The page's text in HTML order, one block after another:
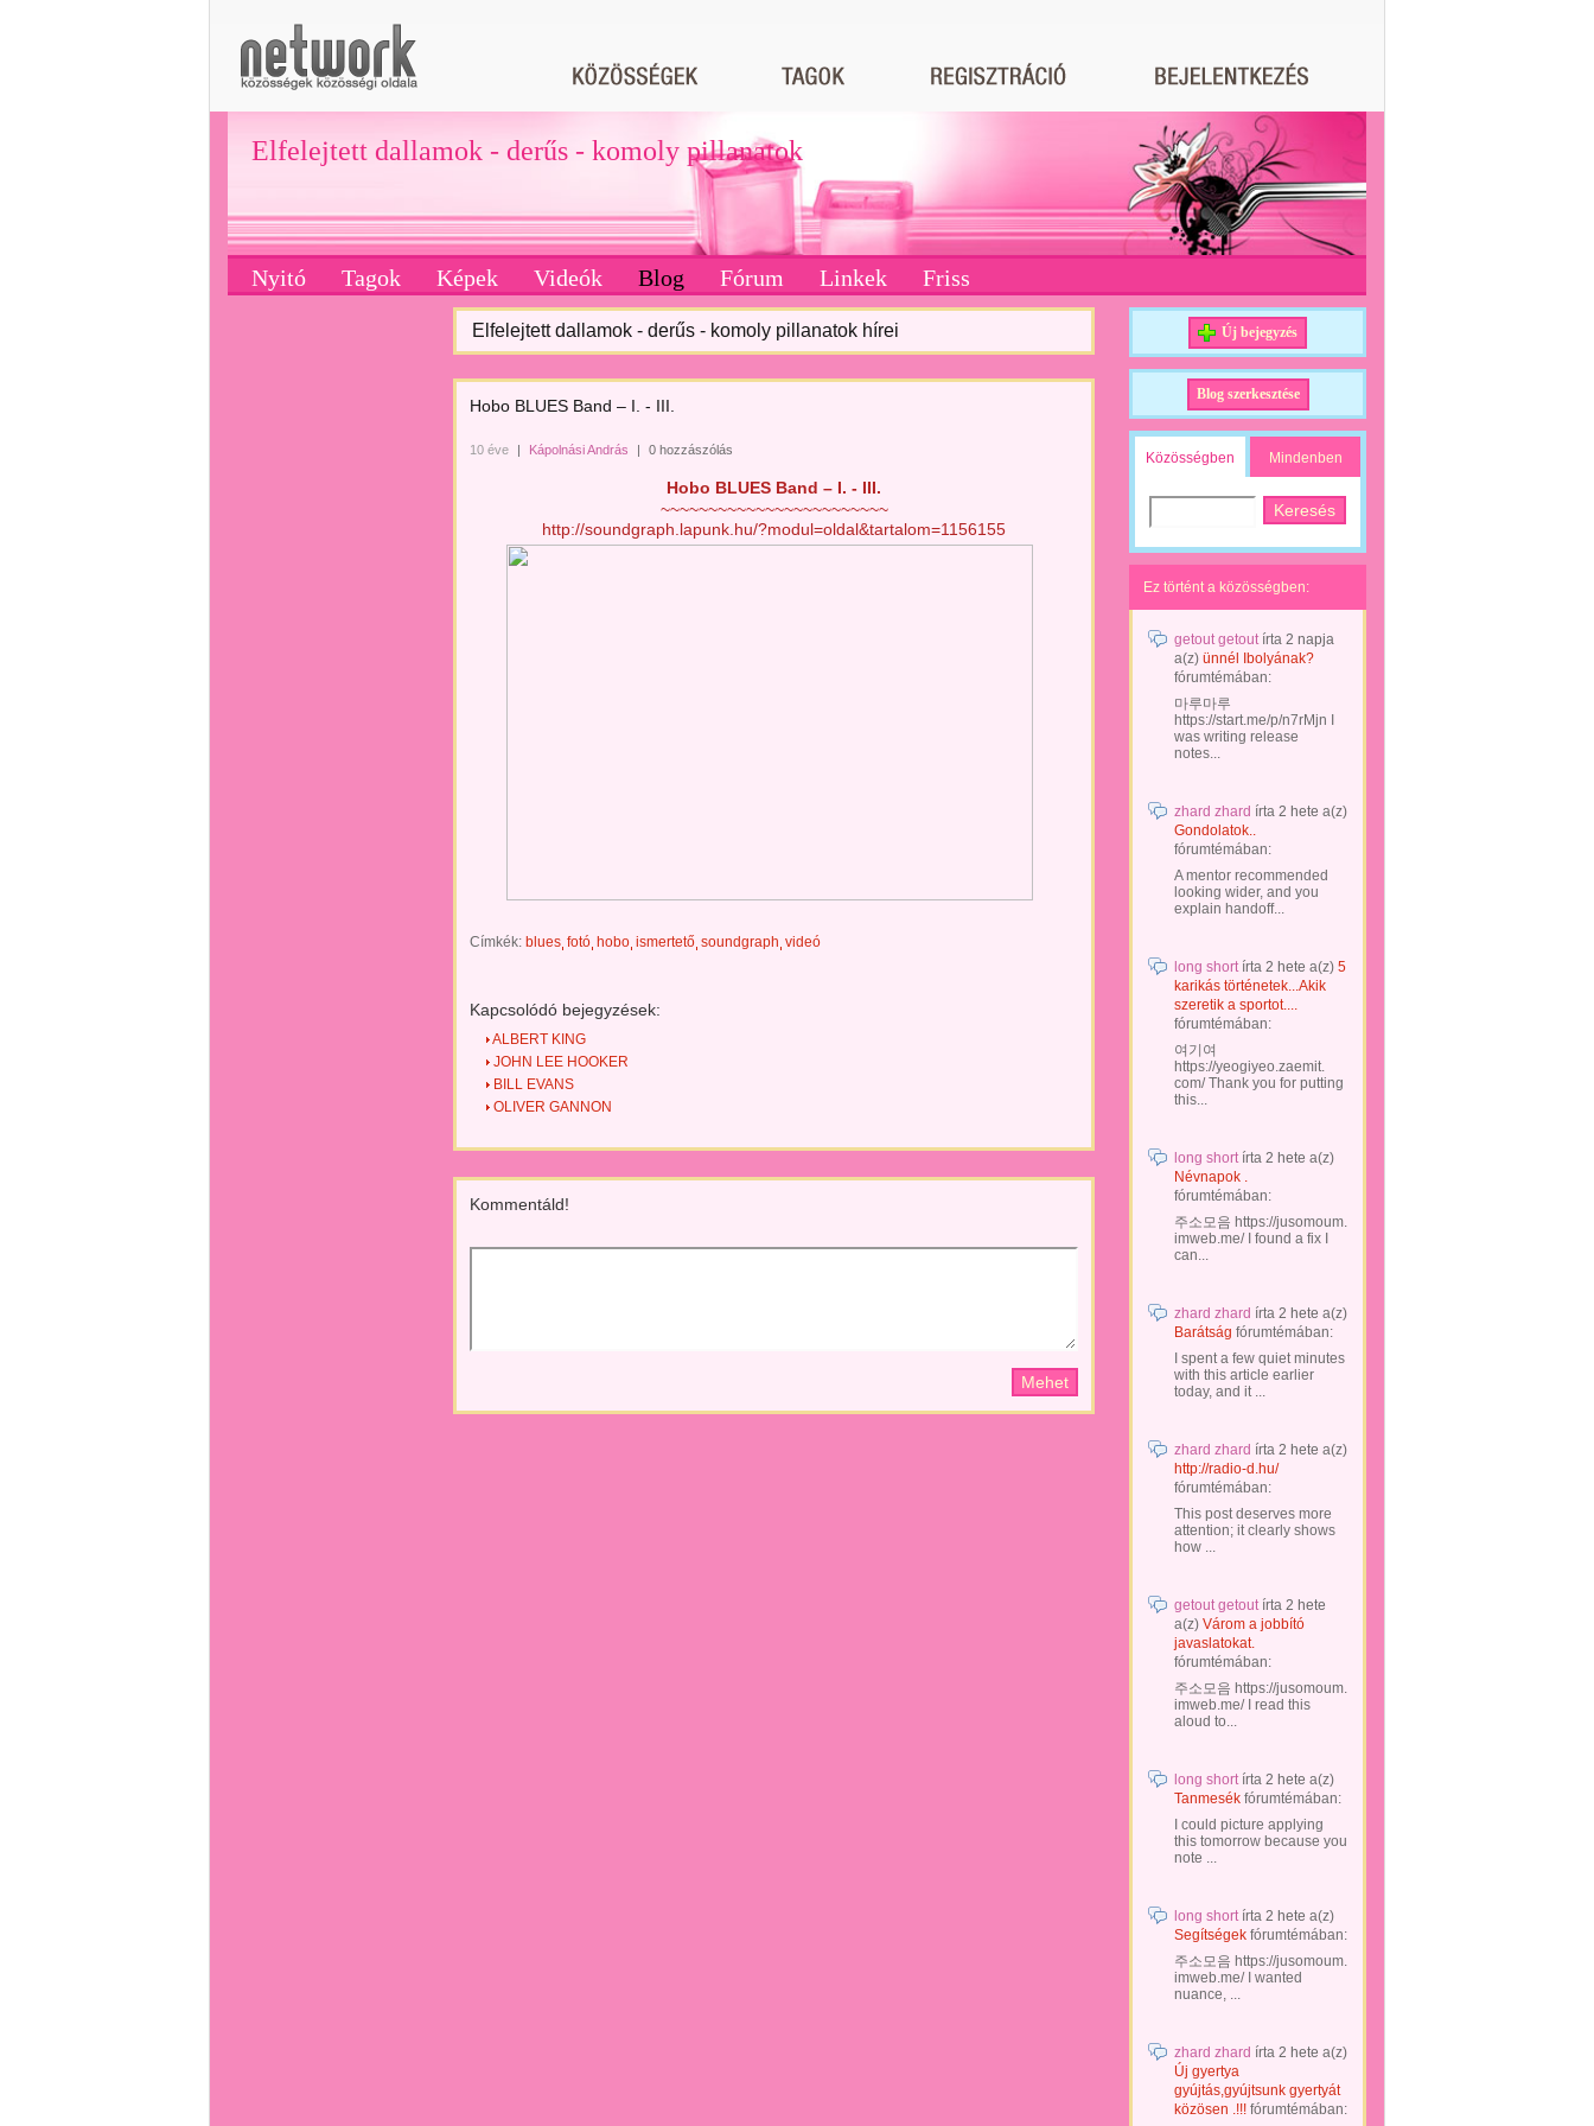
Elfelejtett dallamok - derűs - komoly pillanatok
Nyitó Tagok Képek Videók Blog Fórum Linkek Friss
Elfelejtett dallamok - derűs - komoly pillanatok hírei
Hobo BLUES Band – I. - III.
10 éve | Kápolnási András | 0 hozzászólás
Hobo BLUES Band – I. - III.
~~~~~~~~~~~~~~~~~~~~~~~~
http://soundgraph.lapunk.hu/?modul=oldal&tartalom=1156155
Címkék: blues fotó hobo ismertető soundgraph videó
Kapcsolódó bejegyzések:
ALBERT KING
JOHN LEE HOOKER
BILL EVANS
OLIVER GANNON
Kommentáld!
Új bejegyzés
Blog szerkesztése
Közösségben Mindenben
Ez történt a közösségben:
getout getoutírta 2 napja
a(z) ünnél Ibolyának?
fórumtémában:
마루마루
https://start.me/p/n7rMjn I
was writing release
notes...
zhard zhard írta 2 hete a(z)
Gondolatok..
fórumtémában:
A mentor recommended
looking wider, and you
explain handoff...
long shortírta 2 hete a(z) 5
karikás történetek...Akik
szeretik a sportot....
fórumtémában:
여기여
https://yeogiyeo.zaemit.
com/ Thank you for putting
this...
long shortírta 2 hete a(z)
Névnapok .
fórumtémában:
주소모음 https://jusomoum.
imweb.me/ I found a fix I
can...
zhard zhard írta 2 hete a(z)
Barátság fórumtémában:
I spent a few quiet minutes
with this article earlier
today, and it ...
zhard zhard írta 2 hete a(z)
http://radio-d.hu/
fórumtémában:
This post deserves more
attention; it clearly shows
how ...
getout getoutírta 2 hete
a(z) Várom a jobbító
javaslatokat.
fórumtémában:
주소모음 https://jusomoum.
imweb.me/ I read this
aloud to...
long shortírta 2 hete a(z)
Tanmesék fórumtémában:
I could picture applying
this tomorrow because you
note ...
long shortírta 2 hete a(z)
Segítségek fórumtémában:
주소모음 https://jusomoum.
imweb.me/ I wanted
nuance, ...
zhard zhard írta 2 hete a(z)
Új gyertya
gyújtás,gyújtsunk gyertyát
közösen .!!! fórumtémában: